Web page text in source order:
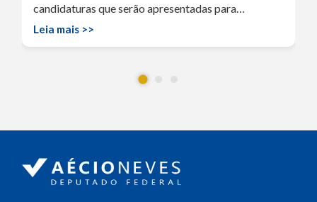
candidaturas que serão apresentadas para…
Leia mais >>